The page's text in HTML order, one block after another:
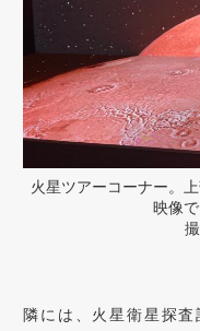
火星ツアーコーナー。
映像
隣には、火星衛星探